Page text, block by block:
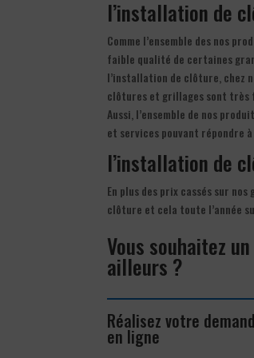
l’installation de
Comme l’ensemble des nos
faible qualité de certaines
l’installation de clôture, chez
clôtures et grillages sont
Aussi, l’ensemble de nos
et services pouvant répondre
l’installation de
En plus des prix cassés sur
clôture et cela toute l’année
Vous souhaitez
ailleurs ?
Réalisez votre
en ligne